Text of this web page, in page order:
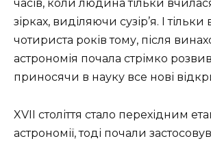
часів, коли людина тільки
зірках, виділяючи сузір’я. І тільки
чотириста років тому, після
астрономія почала стрімко
приносячи в науку все нові
XVII століття стало перехідним
астрономії, тоді почали